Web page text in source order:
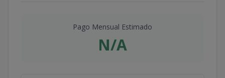
Pago Mensual Estimado
N/A